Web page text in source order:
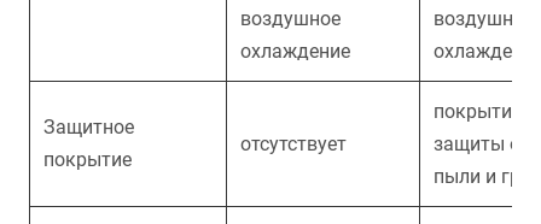
воздушное
охлаждение
воздушное
Защитное
покрытие
отсутствует
покрытие
защиты от
пыли и